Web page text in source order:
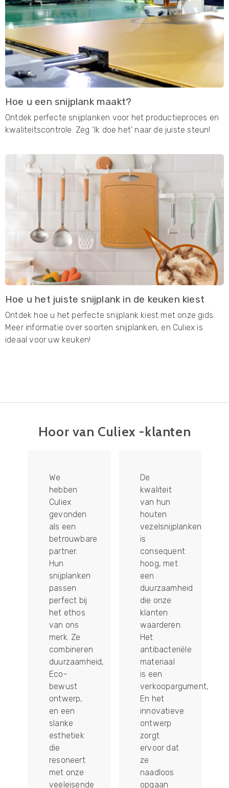
Hoe u een snijplank maakt?
Ontdek perfecte snijplanken voor het productieproces en
kwaliteitscontrole. Zeg ‘Ik doe het’ naar de juiste steun!
Hoe u het juiste snijplank in de keuken kiest
Ontdek hoe u het perfecte snijplank kiest met onze gids.
Meer informatie over soorten snijplanken, en Culiex is
ideaal voor uw keuken!
Hoor van Culiex -klanten
De
kwaliteit
van hun
houten
vezelsnijplanken
is
consequent
hoog, met
een
duurzaamheid
die onze
klanten
waarderen.
Het
antibacteriële
materiaal
is een
verkoopargument,
En het
innovatieve
ontwerp
zorgt
ervoor dat
ze
naadloos
opgaan
We zijn
altijd op
zoek naar
unieke en
doordachte
cadeau -
items, en
Culiex
Cutting
Boards
zijn een
populaire
keuze
geworden.
Klanten
zijn dol op
het
houtvezelmateriaal,
wat hen
een
natuurlijk
en verfijnd
gevoel
geeft. Ze
zijn niet
alleen